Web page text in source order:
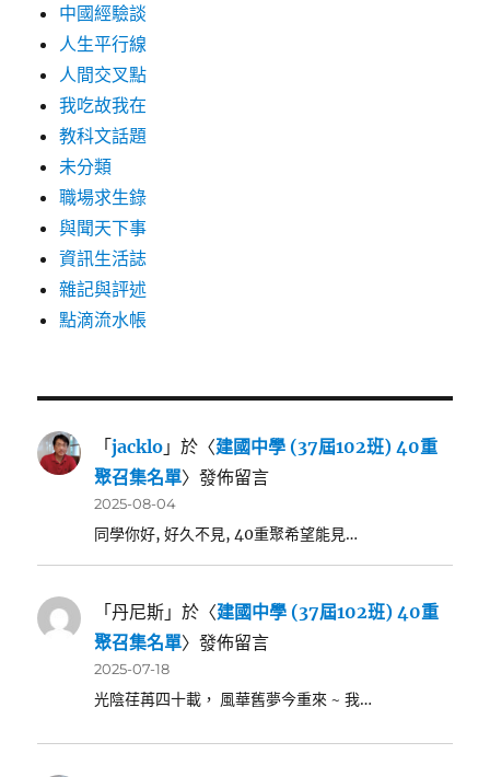
中國經驗談
人生平行線
人間交叉點
我吃故我在
教科文話題
未分類
職場求生錄
與聞天下事
資訊生活誌
雜記與評述
點滴流水帳
「jacklo 」於〈建國中學 (37屆102班) 40重
聚召集名單〉發佈留言
2025-08-04
同學你好, 好久不見, 40重聚希望能見…
「丹尼斯 」於〈建國中學 (37屆102班) 40重
聚召集名單〉發佈留言
2025-07-18
光陰荏苒四十載， 風華舊夢今重來 ~ 我…